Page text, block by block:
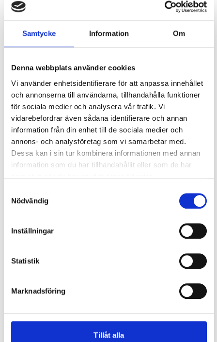
Samtycke Information Om
Denna webbplats använder cookies
Vi använder enhetsidentifierare för att anpassa innehållet
och annonserna till användarna, tillhandahålla funktioner
för sociala medier och analysera vår trafik. Vi
vidarebefordrar även sådana identifierare och annan
information från din enhet till de sociala medier och
annons- och analysföretag som vi samarbetar med.
Dessa kan i sin tur kombinera informationen med annan
information som du har tillhandahållit eller som de har
Nödvändig
Inställningar
Statistik
Marknadsföring
Tillåt alla
Mått innerdörrar
Måttet du väljer vid beställning ärmodulmått
anges i decimeter (dm), det avser bredden/höjden på
Karmytterbreddenpå dörren ärmodulbredden-
(minus) 10 mm
10
1840
925 x
2040
2040